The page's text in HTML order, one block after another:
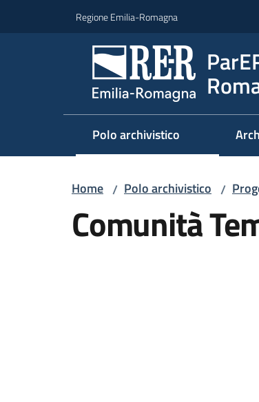
Regione Emilia-Romagna
Polo archivistico
Home / Polo archivistico /
Comunità